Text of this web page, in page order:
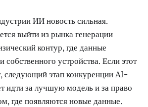
ИИ новость сильная.
выйти из рынка генерации
контур, где данные
устройства. Если этот
следующий этап конкуренции AI-
идти за лучшую модель и за право
где появляются новые данные.